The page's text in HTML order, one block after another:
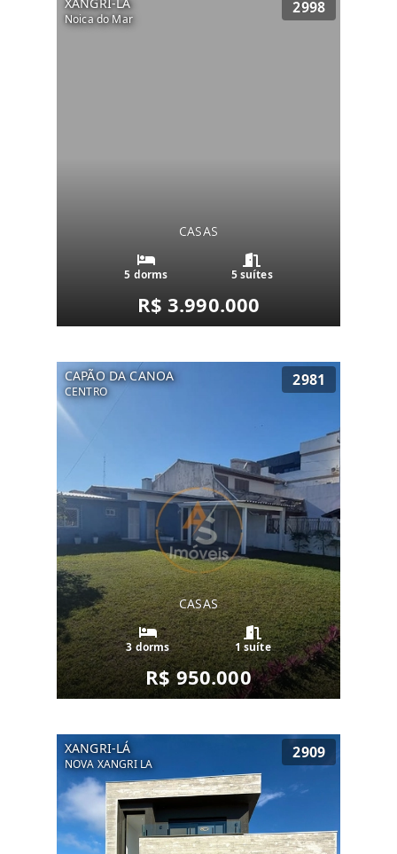
XANGRI-LÁ
Noica do Mar
2998
CASAS
5 dorms 5 suítes
R$ 3.990.000
CAPÃO DA CANOA
CENTRO
2981
CASAS
3 dorms 1 suíte
R$ 950.000
XANGRI-LÁ
NOVA XANGRI LA
2909